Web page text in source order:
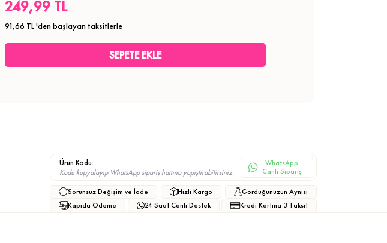
249,99 TL
91,66 TL'den başlayan taksitlerle
Ürün Kodu:
Kodu kopyalayıp WhatsApp sipariş hattına yapıştırabilirsiniz.
WhatsApp
Canlı Sipariş
Sorunsuz Değişim ve İade Hızlı Kargo
Gördüğünüzün Aynısı
Kapıda Ödeme
24 Saat Canlı Destek Kredi Kartına 3 Taksit